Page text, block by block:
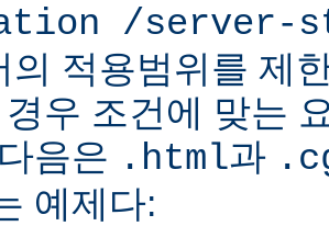
/server-
의 적용범위를 제
경우 조건에 맞는
음은 .html과
예제다: